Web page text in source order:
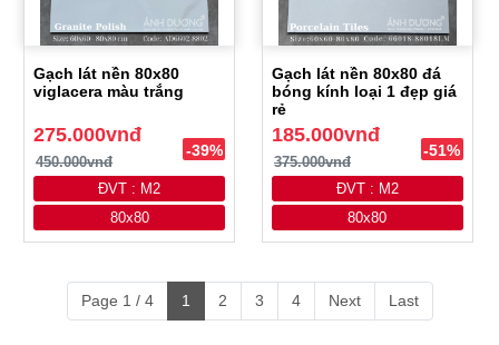
Gạch lát nền 80x80
viglacera màu trắng
275.000vnđ
450.000vnđ
-39%
ĐVT : M2
80x80
Gạch lát nền 80x80 đá
bóng kính loại 1 đẹp giá
rẻ
185.000vnđ
375.000vnđ
-51%
ĐVT : M2
80x80
Page 1 / 4 1 2 3 4 Next Last